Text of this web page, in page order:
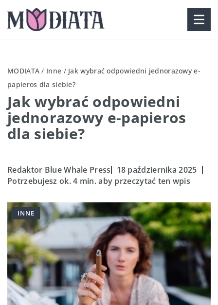
MODIATA / Inne / Jak wybrać odpowiedni jednorazowy e-
papieros dla siebie?
Jak wybrać odpowiedni
jednorazowy e-papieros
dla siebie?
Redaktor Blue Whale Press
18 października 2025
Potrzebujesz ok. 4 min. aby przeczytać ten wpis
INNE